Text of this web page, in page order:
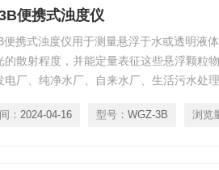
便携式浊度仪
便携式浊度仪用于测量悬浮于水或透明液
的散射程度，并能定量表征这些悬浮颗粒
电厂、纯净水厂、自来水厂、生活污水处
： 2024-04-16 型号： WGZ-3B 浏览